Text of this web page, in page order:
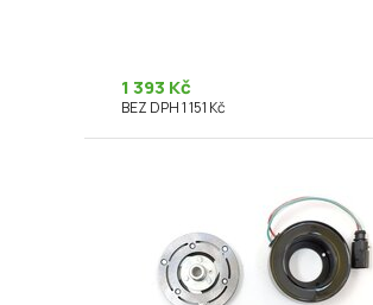
1 393 Kč
BEZ DPH 1 151 Kč